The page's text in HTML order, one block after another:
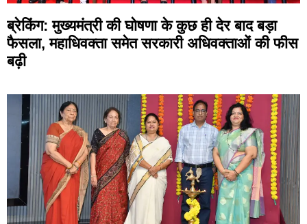
ब्रेकिंग: मुख्यमंत्री की घोषणा के कुछ ही देर बाद बड़ा
फैसला, महाधिवक्ता समेत सरकारी अधिवक्ताओं की फीस
बढ़ी